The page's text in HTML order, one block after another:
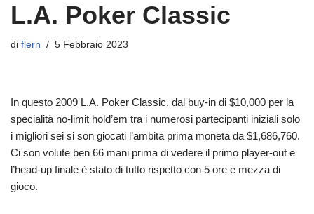
L.A. Poker Classic
di flern 5 Febbraio 2023
In questo 2009 L.A. Poker Classic, dal buy-in di $10,000 per la
specialità no-limit hold’em tra i numerosi partecipanti iniziali solo
i migliori sei si son giocati l’ambita prima moneta da $1,686,760.
Ci son volute ben 66 mani prima di vedere il primo player-out e
l’head-up finale è stato di tutto rispetto con 5 ore e mezza di
gioco.